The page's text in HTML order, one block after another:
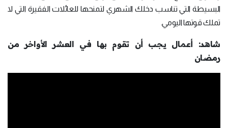
البسيطة التي تناسب دخلك الشهري لتمنحها للعائلات الفقيرة التي لا
تملك قوتها اليومي.
شاهد: أعمال يجب أن تقوم بها في العشر الأواخر من
رمضان